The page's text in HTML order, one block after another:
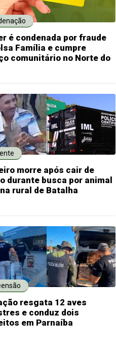
é condenada por fraude
Família e cumpre
comunitário no Norte do
morre após cair de
durante busca por animal
rural de Batalha
resgata 12 aves
e conduz dois
em Parnaíba